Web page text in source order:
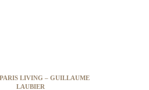
LIVING – GUILLAUME
LAUBIER